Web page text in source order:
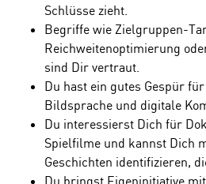
Schlüsse zieht.
Begriffe wie Zielgruppen-
Reichweitenoptimierung
sind Dir vertraut.
Du hast ein gutes Gespür
Bildsprache und digitale
Du interessierst Dich für
Spielfilme und kannst Dich
Geschichten identifizieren,
Du bringst Eigeninitiative